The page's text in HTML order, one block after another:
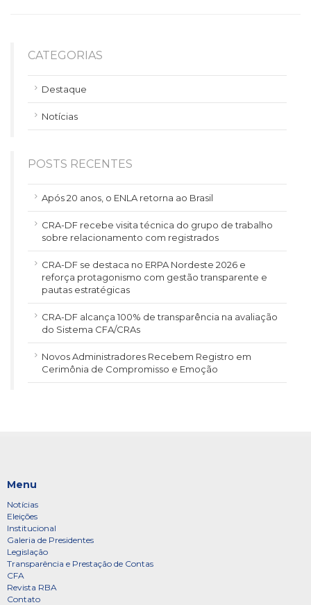
CATEGORIAS
Destaque
Notícias
POSTS RECENTES
Após 20 anos, o ENLA retorna ao Brasil
CRA-DF recebe visita técnica do grupo de trabalho
sobre relacionamento com registrados
CRA-DF se destaca no ERPA Nordeste 2026 e
reforça protagonismo com gestão transparente e
pautas estratégicas
CRA-DF alcança 100% de transparência na avaliação
do Sistema CFA/CRAs
Novos Administradores Recebem Registro em
Cerimônia de Compromisso e Emoção
Menu
Notícias
Eleições
Institucional
Galeria de Presidentes
Legislação
Transparência e Prestação de Contas
CFA
Revista RBA
Contato